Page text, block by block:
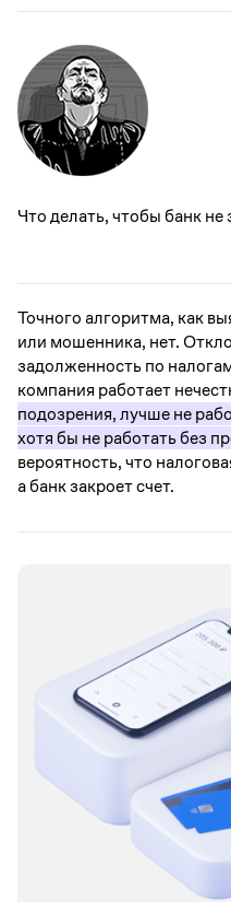
Что делать, чтобы банк не
Точного алгоритма, как
или мошенника, нет.
задолженность по
компания работает
подозрения, лучше не
хотя бы не работать без
вероятность, что
а банк закроет счет.